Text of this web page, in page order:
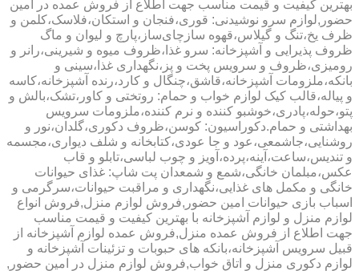
بهترین کیفیت و قیمت مناسب جهت اطلاع از فروش عمده در امین
حضور,لوازم سرو نوشیدنی: قوری،فنجان و استکان،فلاسک،کلمن و
ظرف یخ،تنگ و گیلاس،قهوه سازچای‌ساز،پارچ و لیوان و ماگ
ظروف پذیرایی و آشپزخانه: سرو غذا،ظروف میوه و شیرینی،رانر و
رومیزی،ظروف و سرویس پخت و پز،نگهداری غذا،سینی و
بانکه،ملزومات آشپزخانه،قاشق،چنگال و کارد،رنده آشپزخانه،کاسه
و پیاله،قالب کیک لوازم خواب و حمام: روتختی و کاور،تشک،بالش و
پتو،حوله،پادری،خوشبو کننده و نرم کننده،ملزومات سرویس
بهداشتی و حمام.دکوراسیون: کوسن،ظروف دکوری،گلدان،نور و
روشنایی،جاشمعی،عود و جا عودی،کتابخانه و شلف دیواری،مجسمه
و تندیس،ساعت،آینه،پرده،آویز و چوب لباسی،تابلو و قاب
عکس،مبلمان خانگی،شمع و شمعدان پت شاپ: غذای حیوانات
خانگی و مکمل های غذایی،نگهداری و مراقبت حیوانات،سرگرمی و
اسباب بازی حیوانات امین حضور,فروش لوازم منزل,فروش انواع
لوازم منزل و لوازم آشپزخانه با بهترین کیفیت و قیمت مناسب
جهت اطلاع از فروش عمده منزل,فروش عمده لوازم آشپزخانه از
قبیل سرویس آشپزخانه،بانکه های حبوبات و تزئینات آشپزخانه و
لوازم دکوری منزل و اتاق خواب,فروش لوازم منزل در امین حضور,